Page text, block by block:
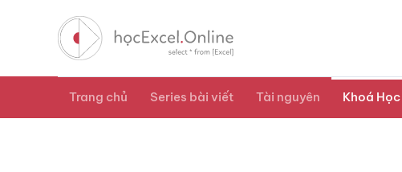
Trang chủ Series bài viết Tài nguyên Khoá Học